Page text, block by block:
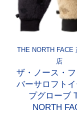
THE NORTH FACE
店
ザ・ノース・
バーサロフト
プグローブ
NORTH